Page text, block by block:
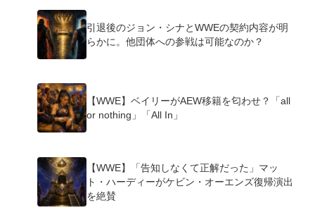
引退後のジョン・シナとWWEの契約内容が明
らかに。他団体への参戦は可能なのか？
【WWE】ベイリーがAEW移籍を匂わせ？「all
or nothing」「All In」
【WWE】「告知しなくて正解だった」マッ
ト・ハーディーがケビン・オーエンズ復帰演出
を絶賛